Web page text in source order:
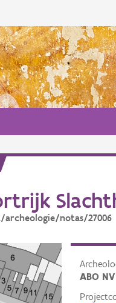
archeologie/notas/27006
ABO NV